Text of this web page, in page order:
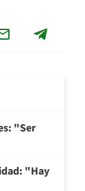
"Ser
"Hay